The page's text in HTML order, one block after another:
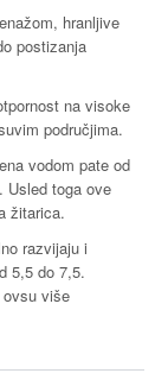
hranljive
postizanja
na visoke
područjima.
vodom pate od
Usled toga ove
žitarica.
razvijaju i
5,5 do 7,5.
više